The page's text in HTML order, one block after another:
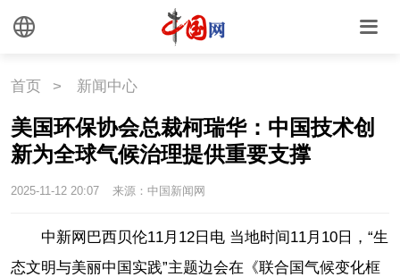
首页 > 新闻中心
美国环保协会总裁柯瑞华：中国技术创
新为全球气候治理提供重要支撑
2025-11-12 20:07 来源：中国新闻网
中新网巴西贝伦11月12日电 当地时间11月10日，“生
态文明与美丽中国实践”主题边会在《联合国气候变化框